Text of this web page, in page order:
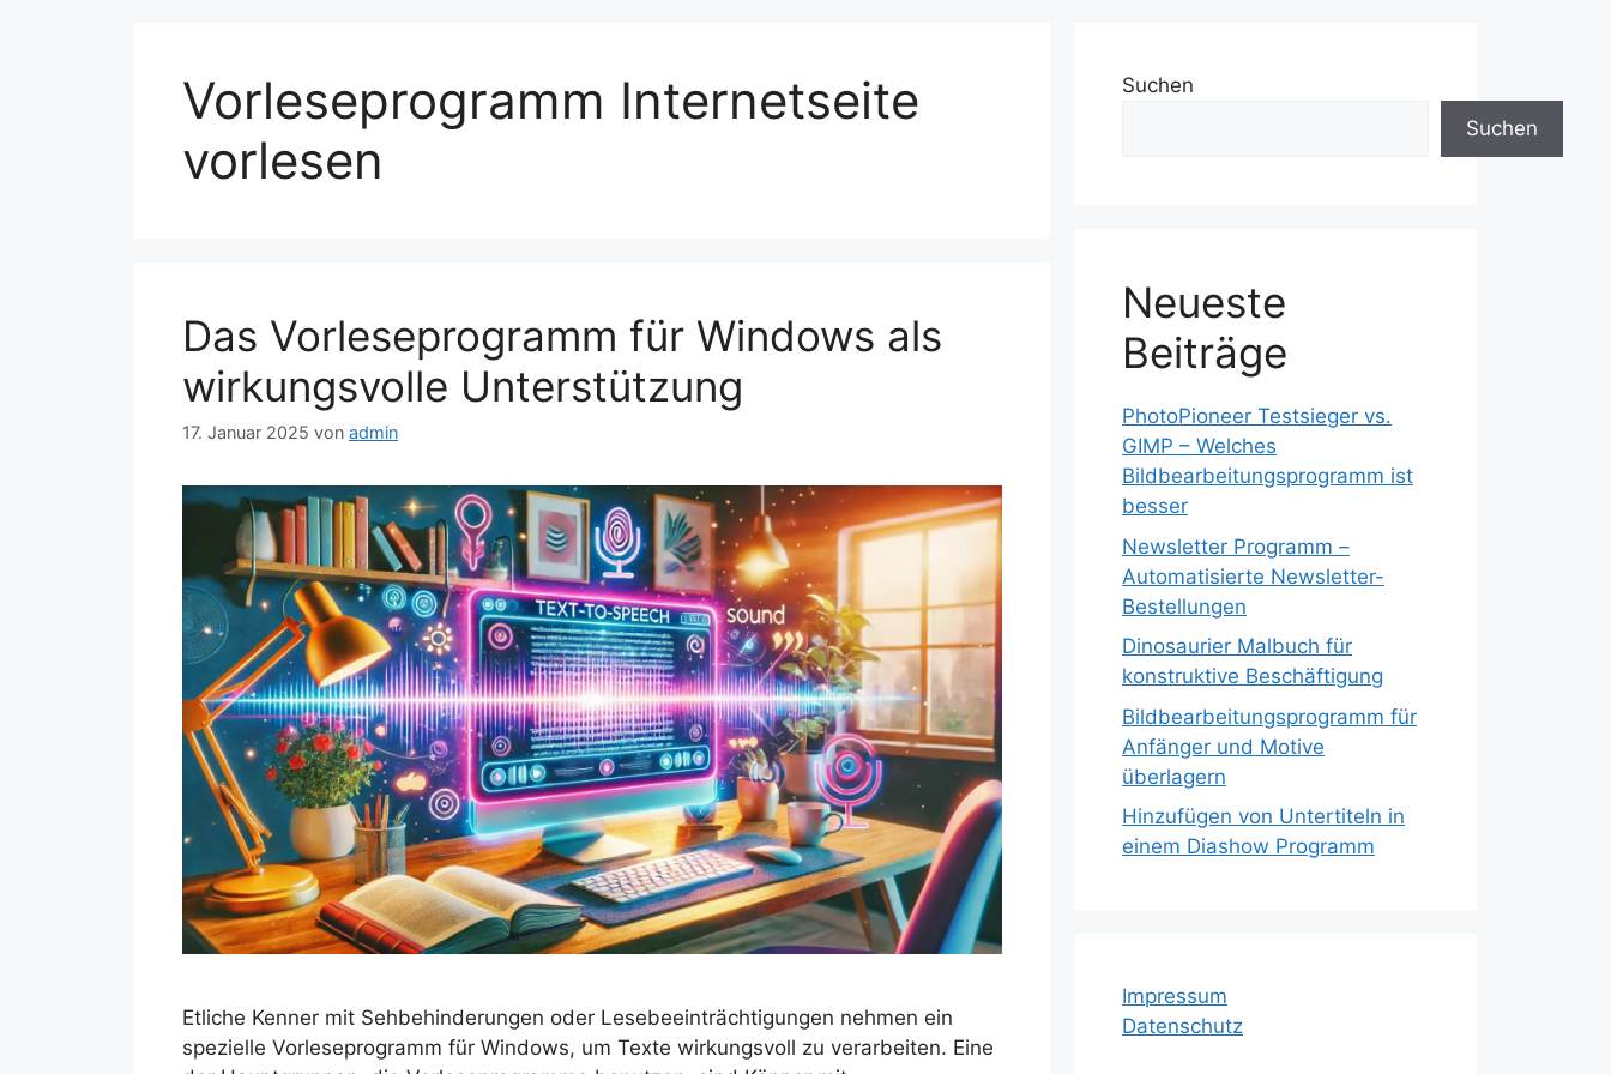
Vorleseprogramm Internetseite
vorlesen
Das Vorleseprogramm für Windows als
wirkungsvolle Unterstützung
17. Januar 2025 von admin
Etliche Kenner mit Sehbehinderungen oder Lesebeeinträchtigungen nehmen ein
spezielle Vorleseprogramm für Windows, um Texte wirkungsvoll zu verarbeiten. Eine
Suchen
Suchen
Neueste
Beiträge
PhotoPioneer Testsieger vs.
GIMP – Welches
Bildbearbeitungsprogramm ist
besser
Newsletter Programm –
Automatisierte Newsletter-
Bestellungen
Dinosaurier Malbuch für
konstruktive Beschäftigung
Bildbearbeitungsprogramm für
Anfänger und Motive
überlagern
Hinzufügen von Untertiteln in
einem Diashow Programm
Impressum
Datenschutz